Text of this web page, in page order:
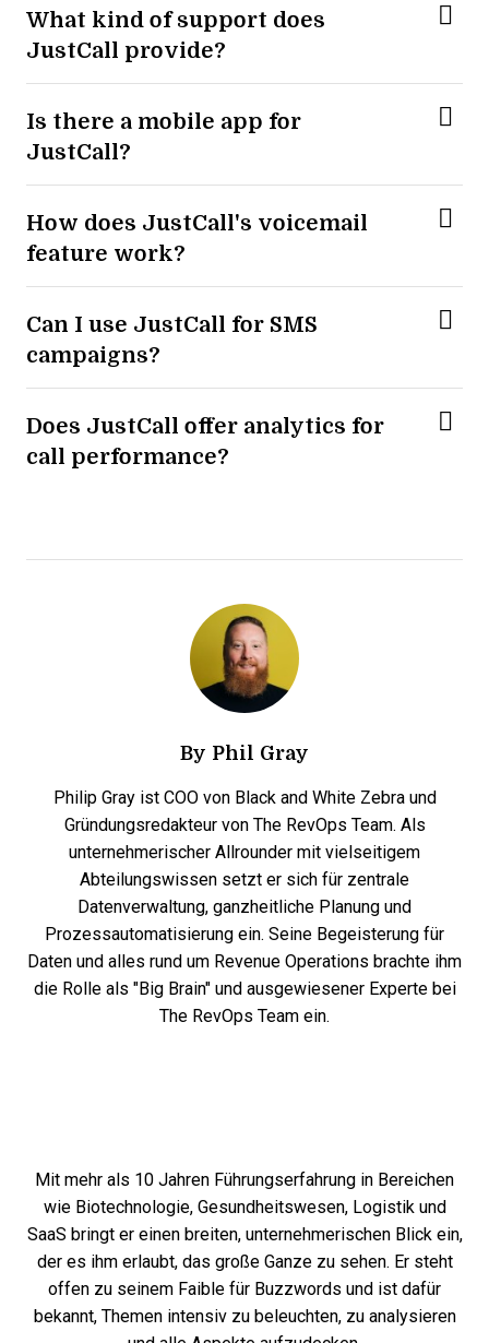
What kind of support does
JustCall provide?
Is there a mobile app for
JustCall?
How does JustCall's voicemail
feature work?
Can I use JustCall for SMS
campaigns?
Does JustCall offer analytics for
call performance?
By Phil Gray
Philip Gray ist COO von Black and White Zebra und
Gründungsredakteur von The RevOps Team. Als
unternehmerischer Allrounder mit vielseitigem
Abteilungswissen setzt er sich für zentrale
Datenverwaltung, ganzheitliche Planung und
Prozessautomatisierung ein. Seine Begeisterung für
Daten und alles rund um Revenue Operations brachte ihm
die Rolle als "Big Brain" und ausgewiesener Experte bei
The RevOps Team ein.
Mit mehr als 10 Jahren Führungserfahrung in Bereichen
wie Biotechnologie, Gesundheitswesen, Logistik und
SaaS bringt er einen breiten, unternehmerischen Blick ein,
der es ihm erlaubt, das große Ganze zu sehen. Er steht
offen zu seinem Faible für Buzzwords und ist dafür
bekannt, Themen intensiv zu beleuchten, zu analysieren